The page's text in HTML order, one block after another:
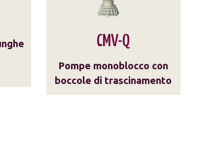
CMV-Q
Pompe monoblocco con
boccole di trascinamento